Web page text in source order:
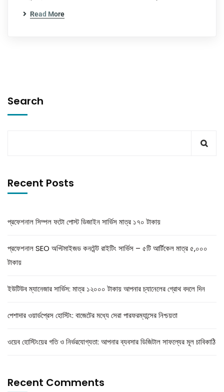
Read More
Search
Recent Posts
প্রফেশনাল সিম্পল ফটো পোস্ট ডিজাইন সার্ভিস মাত্র ১৭০ টাকায়
প্রফেশনাল SEO অপ্টিমাইজড কনটেন্ট রাইটিং সার্ভিস – ৫টি আর্টিকেল মাত্র ৫,০০০
টাকায়
ইউটিউব ম্যানেজার সার্ভিস: মাত্র ১২০০০ টাকায় আপনার চ্যানেলের গ্রোথ বদলে দিন
পেশাদার ওয়ার্ডপ্রেস হোস্টিং: বাজেটের মধ্যে সেরা পারফরম্যান্সের নিশ্চয়তা
ওয়েব হোস্টিংয়ের গতি ও নির্ভরযোগ্যতা: আপনার ব্যবসার ডিজিটাল সাফল্যের মূল চাবিকাঠি
Recent Comments